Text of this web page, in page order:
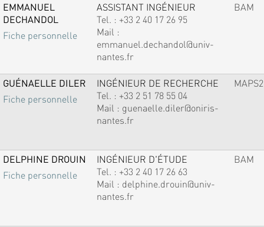
EMMANUEL
DECHANDOL
Fiche personnelle
ASSISTANT INGÉNIEUR
Tel. : +33 2 40 17 26 95
Mail :
emmanuel.dechandol@univ-
nantes.fr
BAM
GUÉNAELLE DILER
Fiche personnelle
INGÉNIEUR DE RECHERCHE
Tel. : +33 2 51 78 55 04
Mail : guenaelle.diler@oniris-
nantes.fr
MAPS2
DELPHINE DROUIN
Fiche personnelle
INGÉNIEUR D'ÉTUDE
Tel. : +33 2 40 17 26 63
Mail : delphine.drouin@univ-
nantes.fr
BAM